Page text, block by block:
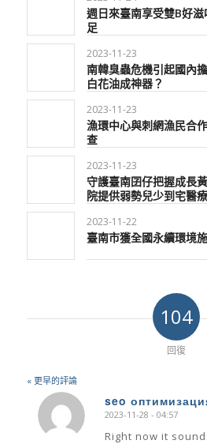
週日來臺南享受雙B好
足
2023-11-23
南韓臭蟲危機引起國內
白花油成神器？
2023-11-23
漁環中心與刺網漁民合
查
2023-11-23
守護臺南囝仔把握成長
院提供弱勢兒少到宅醫
2023-11-22
臺南市獲全國永續環境
104
回復
« 更早的評論
seo
says:
2023-11-28 - 04:57
Right now it